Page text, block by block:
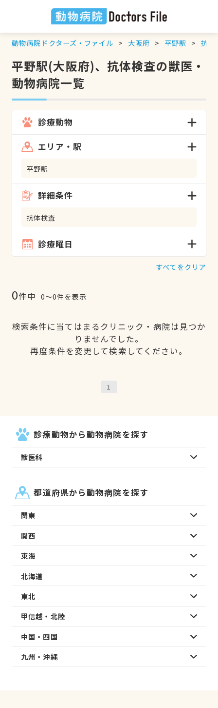
動物病院ドクターズ・ファイル 大阪府 平野駅 抗体
平野駅(大阪府)、抗体検査の獣医・
動物病院一覧
診療動物
エリア・駅
平野駅
詳細条件
抗体検査
診療曜日
すべてをクリア
0件中 0〜0件を表示
検索条件に当てはまるクリニック・病院は見つか
りませんでした。
再度条件を変更して検索してください。
1
診療動物から動物病院を探す
獣医科
都道府県から動物病院を探す
関東
関西
東海
北海道
東北
甲信越・北陸
中国・四国
九州・沖縄